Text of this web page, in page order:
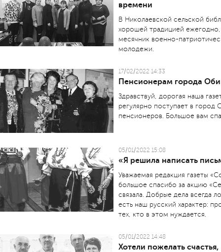
времени
В Николаевской сельской
хорошей традицией
месячник военно-
молодежи.
17/02/2022 14:33
Пенсионерам города
Здравствуй, дорогая наша
регулярно поступает в город
пенсионеров. Большое вам
05/01/2022 15:08
«Я решила написать
Уважаемая редакция газеты
большое спасибо за акцию
связала. Добрые дела всегда
есть наш русский характер:
тех, кто в этом нуждается.
05/01/2022 14:48
Хотели пожелать